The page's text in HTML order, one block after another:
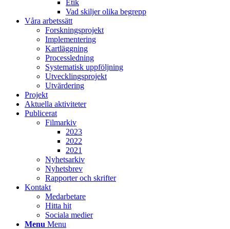
Etik
Vad skiljer olika begrepp
Våra arbetssätt
Forskningsprojekt
Implementering
Kartläggning
Processledning
Systematisk uppföljning
Utvecklingsprojekt
Utvärdering
Projekt
Aktuella aktiviteter
Publicerat
Filmarkiv
2023
2022
2021
Nyhetsarkiv
Nyhetsbrev
Rapporter och skrifter
Kontakt
Medarbetare
Hitta hit
Sociala medier
Menu Menu